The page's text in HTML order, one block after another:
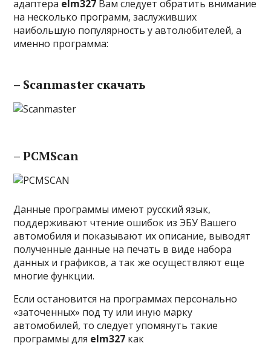
адаптера elm327 Вам следует обратить внимание
на несколько программ, заслуживших
наибольшую популярность у автолюбителей, а
именно программа:
– Scanmaster скачать
– PCMScan
Данные программы имеют русский язык,
поддерживают чтение ошибок из ЭБУ Вашего
автомобиля и показывают их описание, выводят
полученные данные на печать в виде набора
данных и графиков, а так же осуществляют еще
многие функции.
Если остановится на программах персонально
«заточенных» под ту или иную марку
автомобилей, то следует упомянуть такие
программы для elm327 как